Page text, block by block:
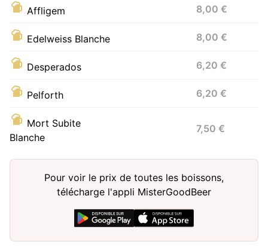
Affligem 8,00 €
Edelweiss Blanche 8,00 €
Desperados 6,20 €
Pelforth 6,20 €
Mort Subite
Blanche
7,50 €
Pour voir le prix de toutes les boissons,
télécharge l'appli MisterGoodBeer